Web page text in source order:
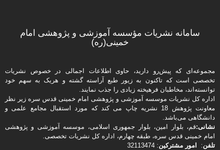
سامانه نشریات مؤسسه آموزشی و پژوهشی امام
خمینی(ره)
مجموعه‌ای که پیش‌رو دارید،‌ حاوی اطلاعات اجمالی در خصوص نشریات
تخصصی است که تاکنون به زیور طبع آراسته گشته و هریک به سهم خود
توانسته‌اند، مخاطبان فرهیخته‌ زیادی را جذب نمایند.
اداره كل نشریات موسسه آموزشی و پژوهشی امام خمینی قدس سره زیر نظر
معاونت پژوهش 18 نشریه چاپ می کند که مورد استقبال مجامع علمی و
دانشگاهی می‌باشد.
نشانی:قم، بلوار امین، بلوار جمهوری اسلامی، موسسه آموزشی و پژوهشی
امام خمینی قدس سره، طبقه چهارم، اداره كل نشریات تخصصی.
تلفن: امور مشتركین: 32113474